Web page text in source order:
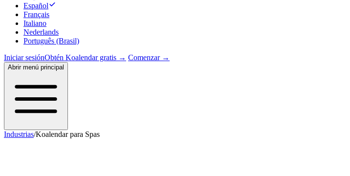
Español
Français
Italiano
Nederlands
Português (Brasil)
Iniciar sesiónObtén Koalendar gratis → Comenzar →
Abrir menú principal
Industrias/Koalendar para Spas